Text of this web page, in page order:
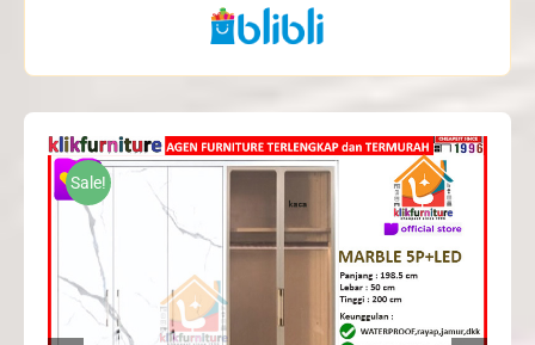
Sale!